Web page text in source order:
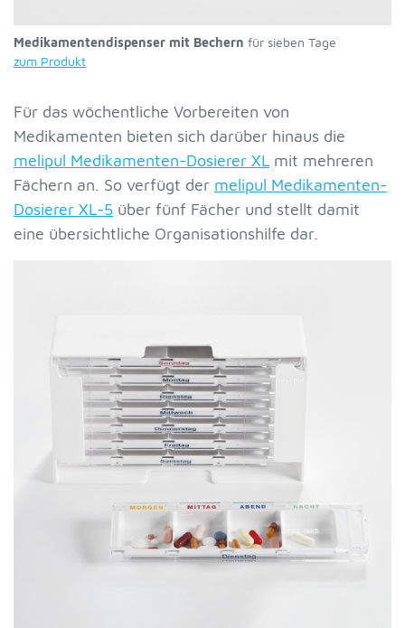
Medikamentendispenser mit Bechern für sieben Tage
zum Produkt
Für das wöchentliche Vorbereiten von
Medikamenten bieten sich darüber hinaus die
melipul Medikamenten-Dosierer XL mit mehreren
Fächern an. So verfügt der melipul Medikamenten-
Dosierer XL-5 über fünf Fächer und stellt damit
eine übersichtliche Organisationshilfe dar.